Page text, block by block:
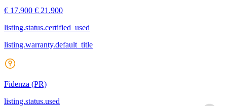
€ 17.900 € 21.900
listing.status.certified_used
listing.warranty.default_title
Fidenza (PR)
listing.status.used